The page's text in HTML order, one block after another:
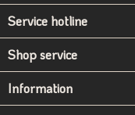
Service hotline
Shop service
Information